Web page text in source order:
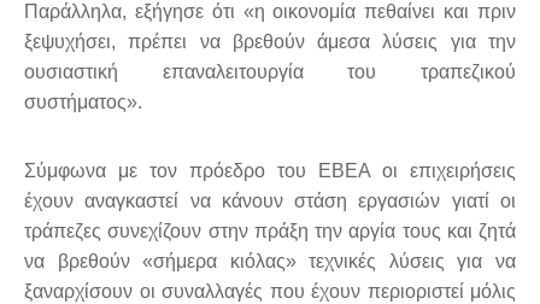
Παράλληλα, εξήγησε ότι «η οικονομία πεθαίνει και πριν
ξεψυχήσει, πρέπει να βρεθούν άμεσα λύσεις για την
ουσιαστική επαναλειτουργία του τραπεζικού
συστήματος».
Σύμφωνα με τον πρόεδρο του ΕΒΕΑ οι επιχειρήσεις
έχουν αναγκαστεί να κάνουν στάση εργασιών γιατί οι
τράπεζες συνεχίζουν στην πράξη την αργία τους και ζητά
να βρεθούν «σήμερα κιόλας» τεχνικές λύσεις για να
ξαναρχίσουν οι συναλλαγές που έχουν περιοριστεί μόλις